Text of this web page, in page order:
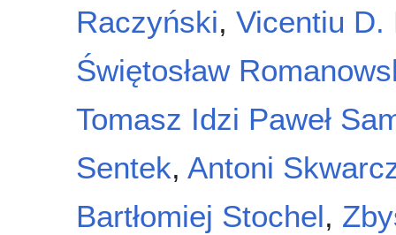
Raczyński, Vicentiu D.
Świętosław
Tomasz Idzi Paweł
Sentek, Antoni
Bartłomiej Stochel,